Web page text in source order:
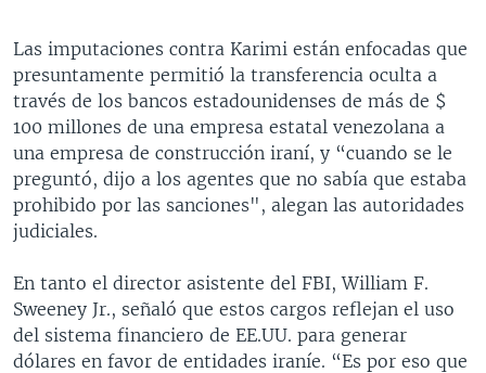
Las imputaciones contra Karimi están enfocadas que
presuntamente permitió la transferencia oculta a
través de los bancos estadounidenses de más de $
100 millones de una empresa estatal venezolana a
una empresa de construcción iraní, y “cuando se le
preguntó, dijo a los agentes que no sabía que estaba
prohibido por las sanciones", alegan las autoridades
judiciales.
En tanto el director asistente del FBI, William F.
Sweeney Jr., señaló que estos cargos reflejan el uso
del sistema financiero de EE.UU. para generar
dólares en favor de entidades iraníe. “Es por eso que